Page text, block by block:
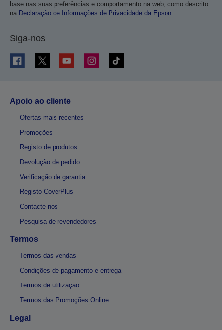
base nas suas preferências e comportamento na web, como descrito
na Declaração de Informações de Privacidade da Epson.
Siga-nos
Apoio ao cliente
Ofertas mais recentes
Promoções
Registo de produtos
Devolução de pedido
Verificação de garantia
Registo CoverPlus
Contacte-nos
Pesquisa de revendedores
Termos
Termos das vendas
Condições de pagamento e entrega
Termos de utilização
Termos das Promoções Online
Legal